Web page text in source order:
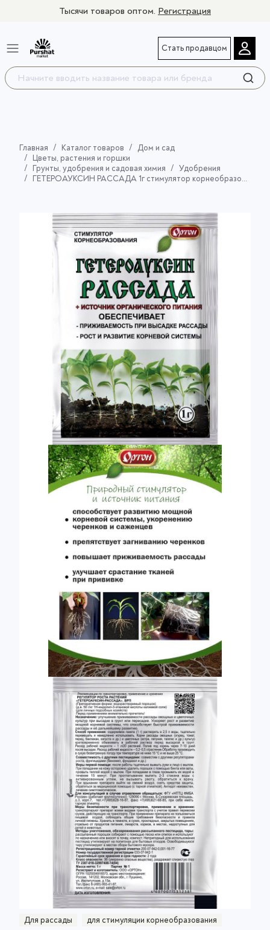
Тысячи товаров оптом. Регистрация
Стать продавцом
Главная Каталог товаров
Дом и сад
Цветы, растения и горшки
Грунты, удобрения и садовая химия
Удобрения
ГЕТЕРОАУКСИН РАССАДА 1г стимулятор корнеобразования, укоренитель
Для рассады
для стимуляции корнеобразования